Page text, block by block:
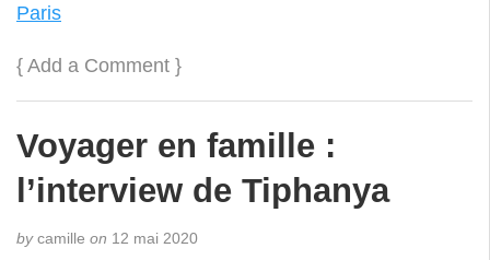
Paris
{ Add a Comment }
Voyager en famille :
l’interview de Tiphanya
bycamille on 12 mai 2020